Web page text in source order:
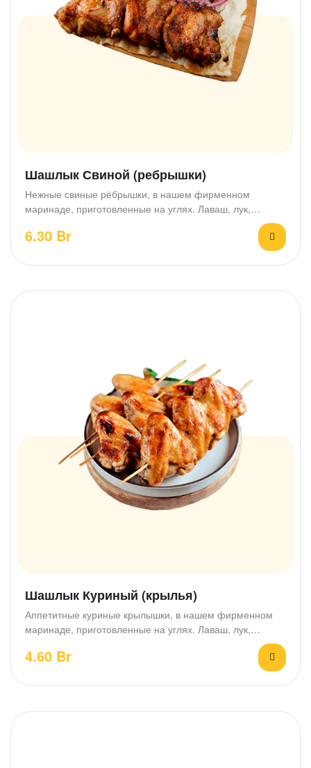
Шашлык Свиной (ребрышки)
Нежные свиные рёбрышки, в нашем фирменном
маринаде, приготовленные на углях. Лаваш, лук,
6.30 Br
Шашлык Куриный (крылья)
Аппетитные куриные крылышки, в нашем фирменном
маринаде, приготовленные на углях. Лаваш, лук,
4.60 Br